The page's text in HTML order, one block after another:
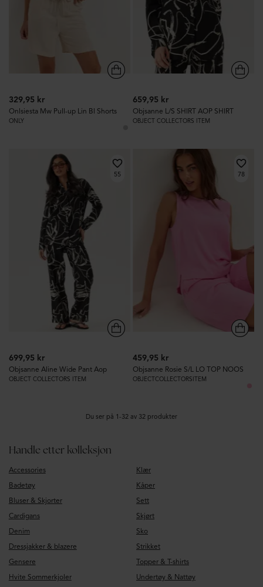
329,95 kr
Onlsiesta Mw Pull-up Lin Bl Shorts
ONLY
659,95 kr
Objsanne L/S SHIRT AOP SHIRT
OBJECT COLLECTORS ITEM
55
699,95 kr
Objsanne Aline Wide Pant Aop
OBJECT COLLECTORS ITEM
78
459,95 kr
Objsanne Rosie S/L LO TOP NOOS
OBJECTCOLLECTORSITEM
Du ser på 1-32 av 32 produkter
Handle etter kolleksjon
Accessories
Badetøy
Bluser & Skjorter
Cardigans
Denim
Dressjakker & blazere
Gensere
Hvite Sommerkjoler
Klær
Kåper
Sett
Skjørt
Sko
Strikket
Topper & T-shirts
Undertøy & Nattøy